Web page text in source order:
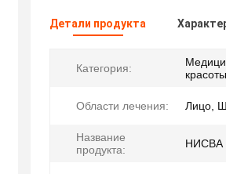
Детали продукта
Категория:
красоты
Области лечения: Лицо,
Название
продукта:
НИСВА